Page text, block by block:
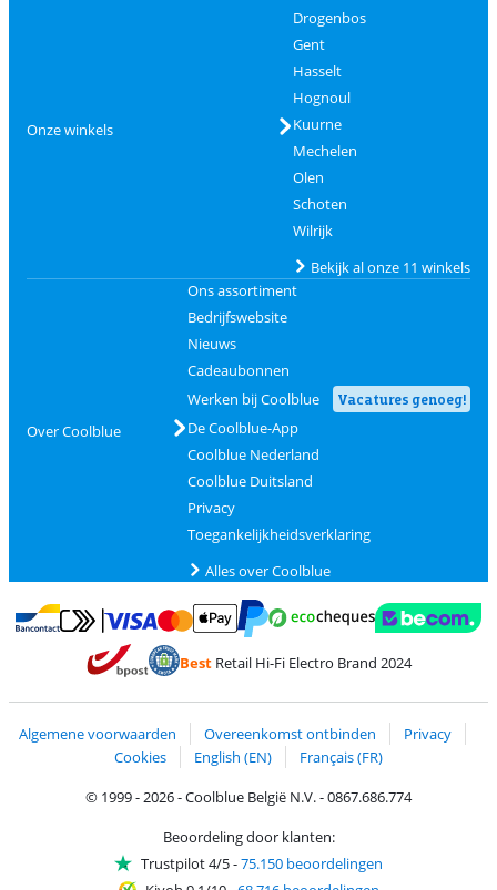
Onze winkels
Drogenbos
Gent
Hasselt
Hognoul
Kuurne
Mechelen
Olen
Schoten
Wilrijk
Bekijk al onze 11 winkels
Over Coolblue
Ons assortiment
Bedrijfswebsite
Nieuws
Cadeaubonnen
Werken bij Coolblue
Vacatures genoeg!
De Coolblue-App
Coolblue Nederland
Coolblue Duitsland
Privacy
Toegankelijkheidsverklaring
Alles over Coolblue
Betalen met Bancontact
Betalen met MasterCard en Visa via ClickToPay
Betalen met PayPal
BestRetail Hi-Fi Electro Brand 2024
Algemene voorwaarden Overeenkomst ontbinden
Privacy
Cookies
English (EN)
Français (FR)
© 1999 - 2026 - Coolblue België N.V. - 0867.686.774
Beoordeling door klanten:
Trustpilot 4/5-75.150 beoordelingen